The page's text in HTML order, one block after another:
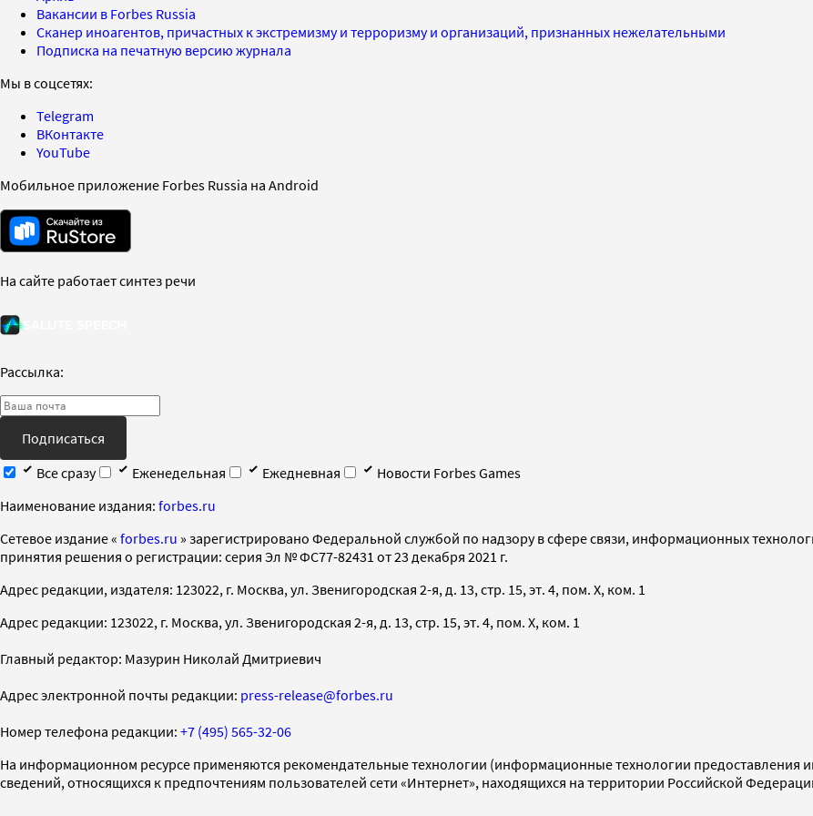
Вакансии в Forbes Russia
Сканер иноагентов, причастных к экстремизму и терроризму и организаций, признанных нежелательными
Подписка на печатную версию журнала
Мы в соцсетях:
Telegram
ВКонтакте
YouTube
Мобильное приложение Forbes Russia на Android
На сайте работает синтез речи
Рассылка:
Подписаться
Все сразу
Еженедельная Ежедневная
Новости Forbes Games
Наименование издания: forbes.ru
Cетевое издание « forbes.ru » зарегистрировано Федеральной службой по надзору в сфере связи, информационных
принятия решения о регистрации: серия Эл № ФС77-82431 от 23 декабря 2021 г.
Адрес редакции, издателя: 123022, г. Москва, ул. Звенигородская 2-я, д. 13, стр. 15, эт. 4, пом. X, ком. 1
Адрес редакции: 123022, г. Москва, ул. Звенигородская 2-я, д. 13, стр. 15, эт. 4, пом. X, ком. 1
Главный редактор: Мазурин Николай Дмитриевич
Адрес электронной почты редакции: press-release@forbes.ru
Номер телефона редакции: +7 (495) 565-32-06
На информационном ресурсе применяются рекомендательные технологии (информационные технологии предоставления
сведений, относящихся к предпочтениям пользователей сети «Интернет», находящихся на территории Российской